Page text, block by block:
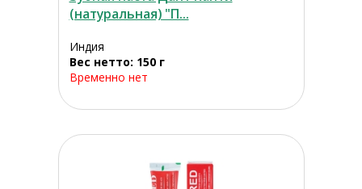
(натуральная) "П...
Индия
Вес нетто: 150 г
Временно нет